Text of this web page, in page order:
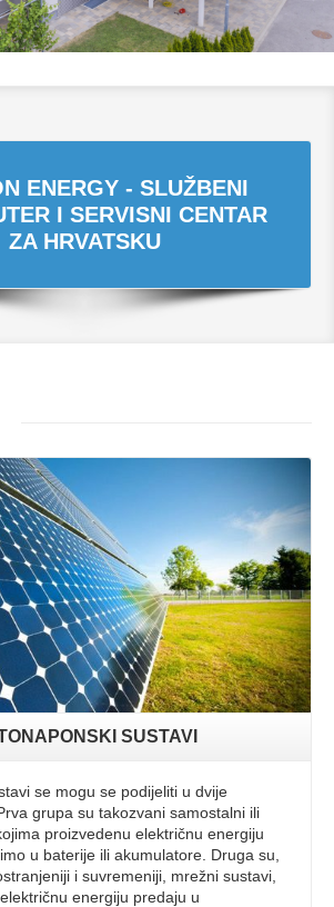
ENERGY - SLUŽBENI
I SERVISNI CENTAR
ZA HRVATSKU
Opširnije
SUSTAVI
se mogu se podijeliti u dvije
grupa su takozvani samostalni ili
proizvedenu električnu energiju
u baterije ili akumulatore. Druga su,
i suvremeniji, mrežni sustavi,
energiju predaju u